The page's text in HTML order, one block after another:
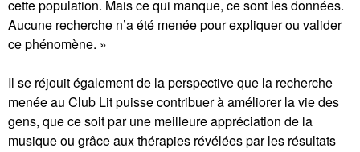
cette population. Mais ce qui manque, ce sont les données.
Aucune recherche n’a été menée pour expliquer ou valider
ce phénomène. »
Il se réjouit également de la perspective que la recherche
menée au Club Lit puisse contribuer à améliorer la vie des
gens, que ce soit par une meilleure appréciation de la
musique ou grâce aux thérapies révélées par les résultats